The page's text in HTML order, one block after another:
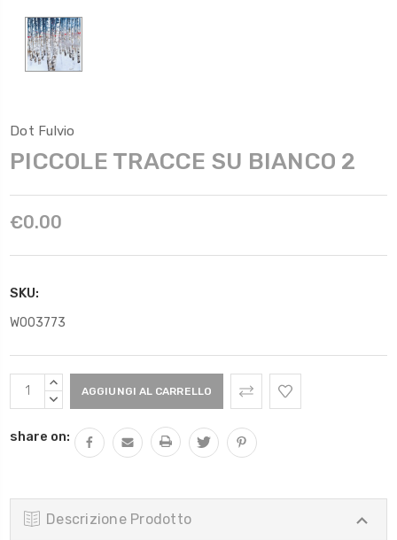
Dot Fulvio
PICCOLE TRACCE SU BIANCO 2
€0.00
SKU:
W003773
Scorta
Attuale:
AUMENTARE
QUANTITÀ:
DIMINUIRE
share on:
Descrizione Prodotto